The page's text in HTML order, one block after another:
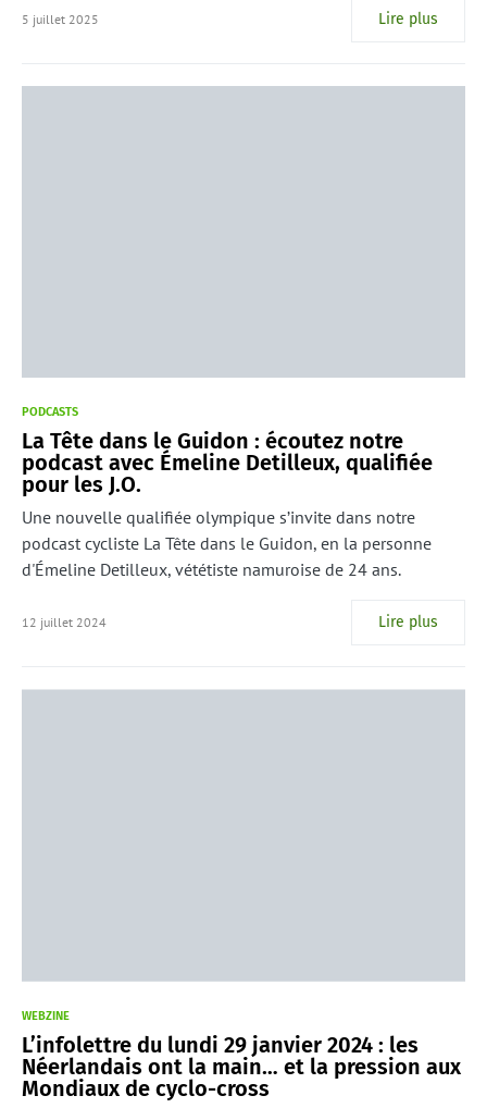
5 juillet 2025 Lire plus
PODCASTS
La Tête dans le Guidon : écoutez notre
podcast avec Émeline Detilleux, qualifiée
pour les J.O.
Une nouvelle qualifiée olympique s’invite dans notre
podcast cycliste La Tête dans le Guidon, en la personne
d'Émeline Detilleux, vététiste namuroise de 24 ans.
12 juillet 2024 Lire plus
WEBZINE
L’infolettre du lundi 29 janvier 2024 : les
Néerlandais ont la main… et la pression aux
Mondiaux de cyclo-cross